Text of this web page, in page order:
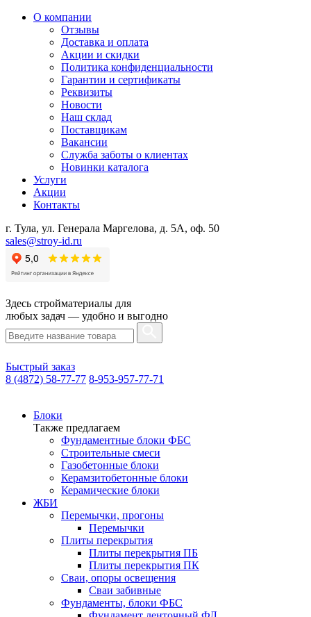
О компании
Отзывы
Доставка и оплата
Акции и скидки
Политика конфиденциальности
Гарантии и сертификаты
Реквизиты
Новости
Наш склад
Поставщикам
Вакансии
Служба заботы о клиентах
Новинки каталога
Услуги
Акции
Контакты
г. Тула, ул. Генерала Маргелова, д. 5А, оф. 50
sales@stroy-id.ru
Здесь стройматериалы для
любых задач — удобно и выгодно
Быстрый заказ
8 (4872) 58-77-77 8-953-957-77-71
Блоки
Также предлагаем
Фундаментные блоки ФБС
Строительные смеси
Газобетонные блоки
Керамзитобетонные блоки
Керамические блоки
ЖБИ
Перемычки, прогоны
Перемычки
Плиты перекрытия
Плиты перекрытия ПБ
Плиты перекрытия ПК
Сваи, опоры освещения
Сваи забивные
Фундаменты, блоки ФБС